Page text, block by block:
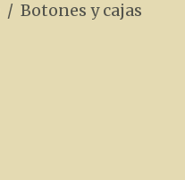
Botones y cajas